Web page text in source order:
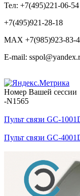
Тел: +7(495)221-06-54
+7(495)921-28-18
MAX +7(985)923-83-
E-mail:
Номер Вашей сессии
-N1565
Пульт связи GC-
Пульт связи GC-